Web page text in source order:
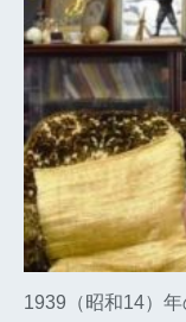
1939（昭和14）